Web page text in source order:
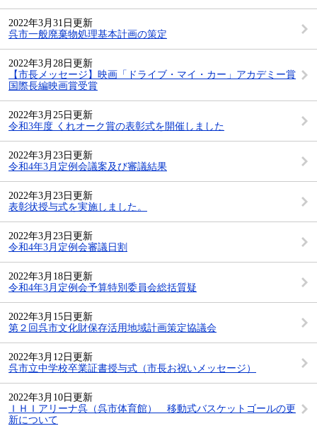
2022年3月31日更新
呉市一般廃棄物処理基本計画の策定
2022年3月28日更新
【市長メッセージ】映画「ドライブ・マイ・カー」アカデミー賞
国際長編映画賞受賞
2022年3月25日更新
令和3年度 くれオーク賞の表彰式を開催しました
2022年3月23日更新
令和4年3月定例会議案及び審議結果
2022年3月23日更新
表彰状授与式を実施しました。
2022年3月23日更新
令和4年3月定例会審議日割
2022年3月18日更新
令和4年3月定例会予算特別委員会総括質疑
2022年3月15日更新
第２回呉市文化財保存活用地域計画策定協議会
2022年3月12日更新
呉市立中学校卒業証書授与式（市長お祝いメッセージ）
2022年3月10日更新
ＩＨＩアリーナ呉（呉市体育館） 移動式バスケットゴールの更
新について